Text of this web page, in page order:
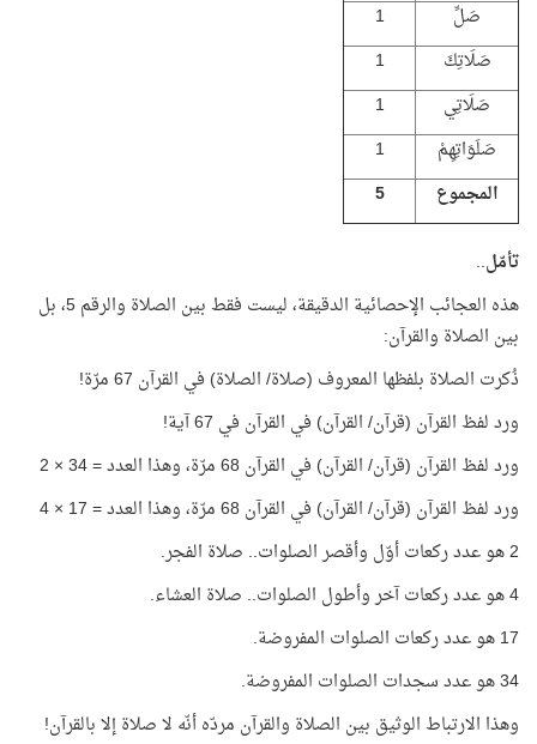
صَلِّ
1
صَلَاتِكَ
1
صَلَاتِي
1
صَلَوَاتِهِمْ
1
المجموع
5
تأمّل..
هذه العجائب الإحصائية الدقيقة، ليست فقط بين الصلاة والرقم 5، بل
بين الصلاة والقرآن:
ذُكرت الصلاة بلفظها المعروف (صلاة/ الصلاة) في القرآن 67 مرّة!
ورد لفظ القرآن (قرآن/ القرآن) في القرآن في 67 آية!
ورد لفظ القرآن (قرآن/ القرآن) في القرآن 68 مرّة، وهذا العدد = 34 × 2
ورد لفظ القرآن (قرآن/ القرآن) في القرآن 68 مرّة، وهذا العدد = 17 × 4
2 هو عدد ركعات أوّل وأقصر الصلوات.. صلاة الفجر.
4 هو عدد ركعات آخر وأطول الصلوات.. صلاة العشاء.
17 هو عدد ركعات الصلوات المفروضة.
34 هو عدد سجدات الصلوات المفروضة.
وهذا الارتباط الوثيق بين الصلاة والقرآن مردّه أنّه لا صلاة إلا بالقرآن!